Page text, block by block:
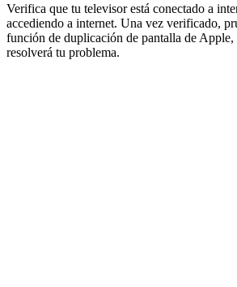
Verifica que tu televisor está conectado a
accediendo a internet. Una vez verificado,
función de duplicación de pantalla de Apple,
resolverá tu problema.